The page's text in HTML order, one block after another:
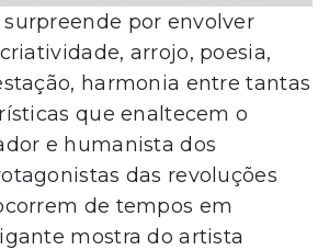
por envolver
arrojo, poesia,
harmonia entre tantas
que enaltecem o
e humanista dos
das revoluções
de tempos em
mostra do artista